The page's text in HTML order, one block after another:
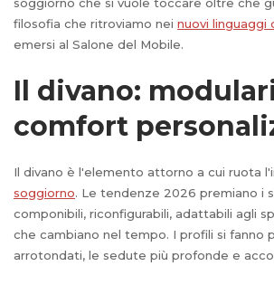
filosofia che ritroviamo nei nuovi linguaggi
emersi al Salone del Mobile.
Il divano:
comfort
Il divano è l'elemento attorno a cui ruota
soggiorno. Le tendenze 2026 premiano i
componibili, riconfigurabili, adattabili agli
che cambiano nel tempo. I profili si fanno
arrotondati, le sedute più profonde e